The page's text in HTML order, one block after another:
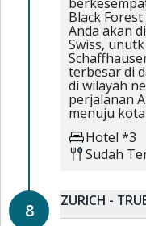
Black
Anda akan
Swiss,
terbesar di
di wilayah
perjalanan
menuju
Hotel *3
Sudah
8 ZURICH -